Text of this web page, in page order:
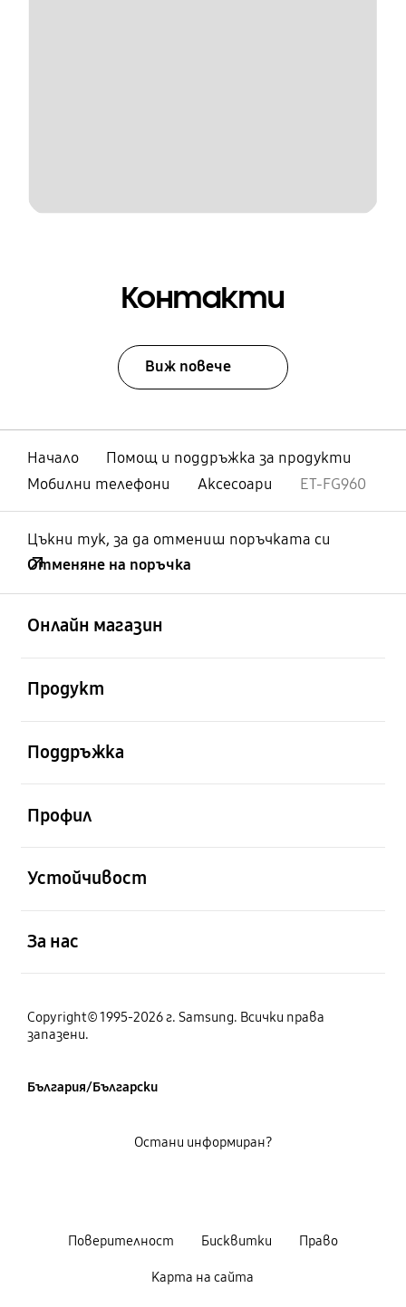
Контакти
Виж повече
Начало
Помощ и поддръжка за продукти
Мобилни телефони
Аксесоари ET-FG960
Цъкни тук, за да отмениш поръчката си
Отменяне на поръчка
Онлайн магазин
Продукт
Поддръжка
Профил
Устойчивост
За нас
Copyright© 1995-2026 г. Samsung. Всички права
запазени.
България/Български
Поверителност Бисквитки Право
Карта на сайта
Остани информиран?